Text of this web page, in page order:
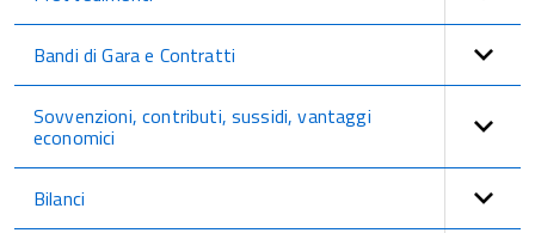
Bandi di Gara e Contratti
Sovvenzioni, contributi, sussidi, vantaggi
economici
Bilanci